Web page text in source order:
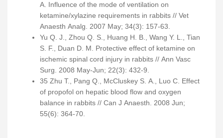
A. Influence of the mode of ventilation on
ketamine/xylazine requirements in rabbits // Vet
Anaesth Analg. 2007 May; 34(3): 157-63.
Yu Q. J., Zhou Q. S., Huang H. B., Wang Y. L., Tian
S. F., Duan D. M. Protective effect of ketamine on
ischemic spinal cord injury in rabbits // Ann Vasc
Surg. 2008 May-Jun; 22(3): 432-9.
35 Zhu T., Pang Q., McCluskey S. A., Luo C. Effect
of propofol on hepatic blood flow and oxygen
balance in rabbits // Can J Anaesth. 2008 Jun;
55(6): 364-70.